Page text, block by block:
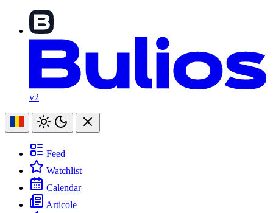
v2
Feed
Watchlist
Calendar
Articole